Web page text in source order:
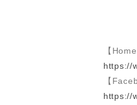
【
https://
【
https://